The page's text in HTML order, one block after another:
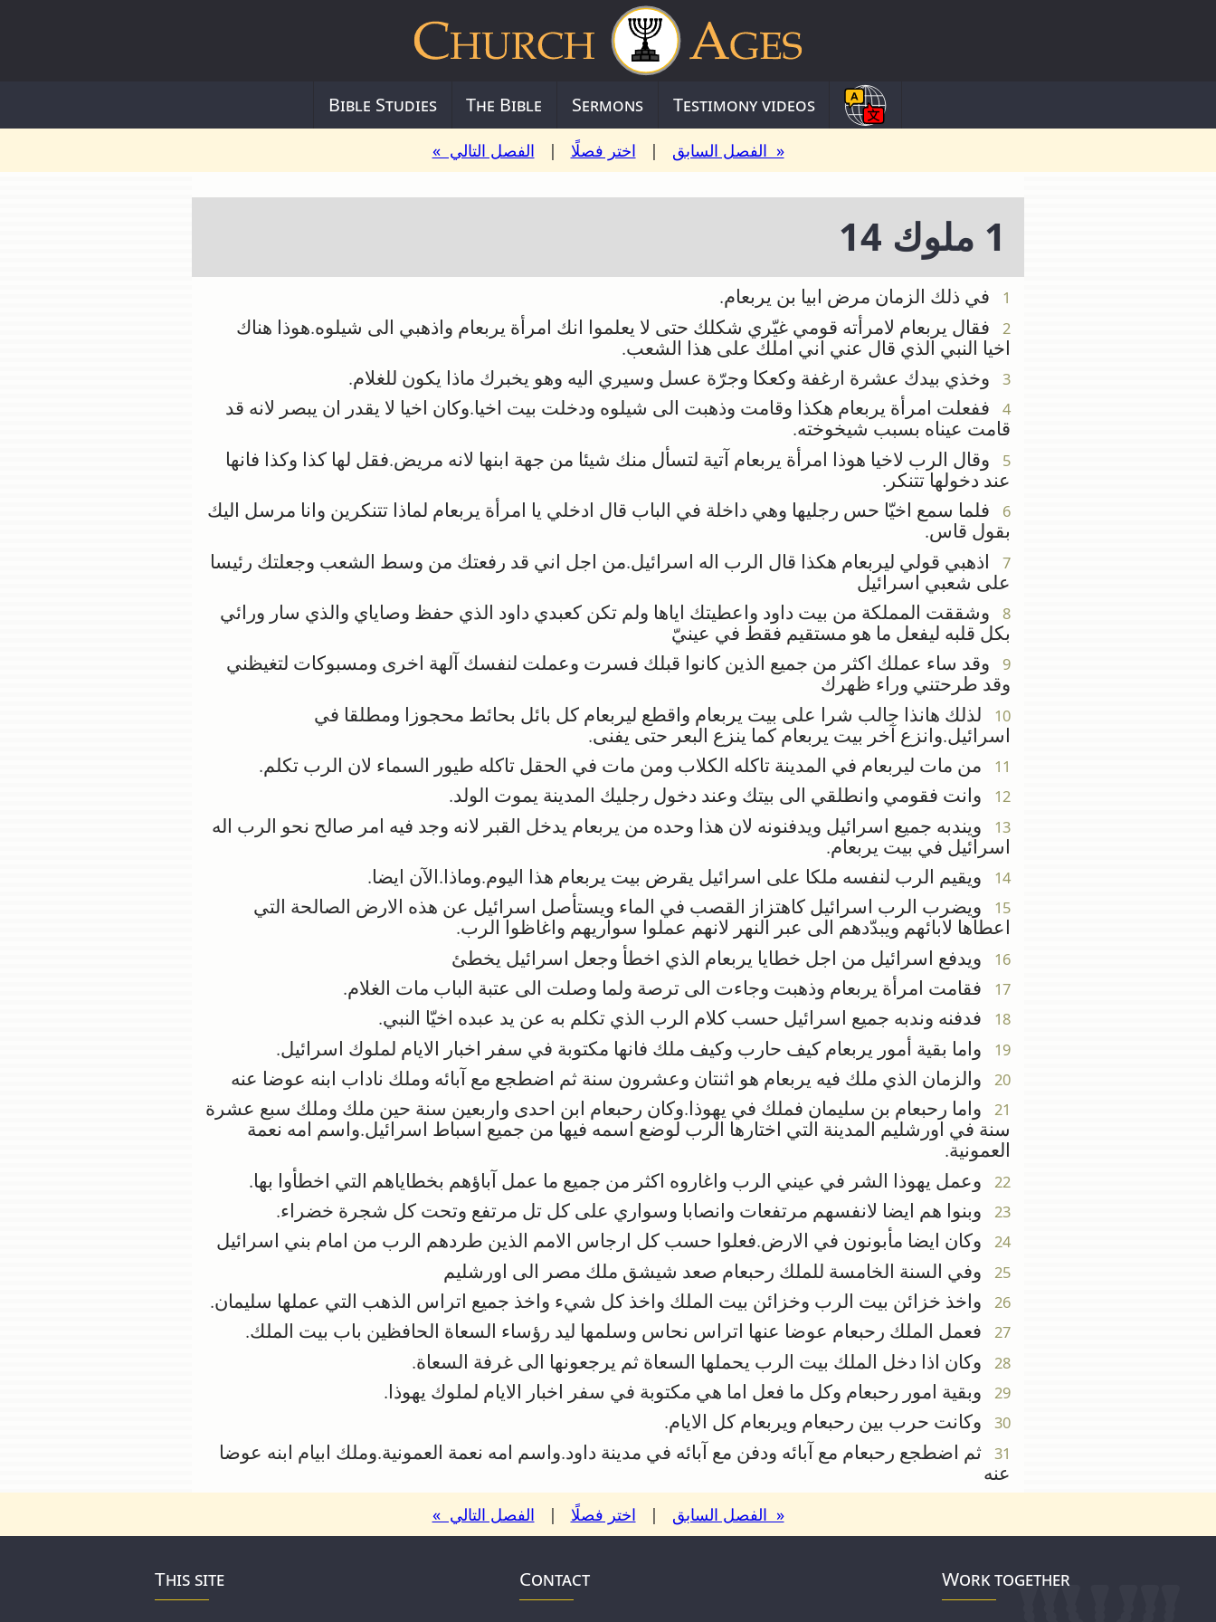
Bible Studies The Bible Sermons Testimony videos
« الفصل السابق | اختر فصلًا | الفصل التالي »
1 ملوك 14
1 في ذلك الزمان مرض ابيا بن يربعام.
2
فقال يربعام لامرأته قومي غيّري شكلك حتى لا يعلموا انك امرأة يربعام واذهبي الى شيلوه.هوذا هناك
اخيا النبي الذي قال عني اني املك على هذا الشعب.
3 وخذي بيدك عشرة ارغفة وكعكا وجرّة عسل وسيري اليه وهو يخبرك ماذا يكون للغلام.
4
ففعلت امرأة يربعام هكذا وقامت وذهبت الى شيلوه ودخلت بيت اخيا.وكان اخيا لا يقدر ان يبصر لانه قد
قامت عيناه بسبب شيخوخته.
5
وقال الرب لاخيا هوذا امرأة يربعام آتية لتسأل منك شيئا من جهة ابنها لانه مريض.فقل لها كذا وكذا فانها
عند دخولها تتنكر.
6
فلما سمع اخيّا حس رجليها وهي داخلة في الباب قال ادخلي يا امرأة يربعام لماذا تتنكرين وانا مرسل اليك
بقول قاس.
7
اذهبي قولي ليربعام هكذا قال الرب اله اسرائيل.من اجل اني قد رفعتك من وسط الشعب وجعلتك رئيسا
على شعبي اسرائيل
8
وشققت المملكة من بيت داود واعطيتك اياها ولم تكن كعبدي داود الذي حفظ وصاياي والذي سار ورائي
بكل قلبه ليفعل ما هو مستقيم فقط في عينيّ
9
وقد ساء عملك اكثر من جميع الذين كانوا قبلك فسرت وعملت لنفسك آلهة اخرى ومسبوكات لتغيظني
وقد طرحتني وراء ظهرك
10
لذلك هانذا جالب شرا على بيت يربعام واقطع ليربعام كل بائل بحائط محجوزا ومطلقا في
اسرائيل.وانزع آخر بيت يربعام كما ينزع البعر حتى يفنى.
11 من مات ليربعام في المدينة تاكله الكلاب ومن مات في الحقل تاكله طيور السماء لان الرب تكلم.
12 وانت فقومي وانطلقي الى بيتك وعند دخول رجليك المدينة يموت الولد.
13
ويندبه جميع اسرائيل ويدفنونه لان هذا وحده من يربعام يدخل القبر لانه وجد فيه امر صالح نحو الرب اله
اسرائيل في بيت يربعام.
14 ويقيم الرب لنفسه ملكا على اسرائيل يقرض بيت يربعام هذا اليوم.وماذا.الآن ايضا.
15
ويضرب الرب اسرائيل كاهتزاز القصب في الماء ويستأصل اسرائيل عن هذه الارض الصالحة التي
اعطاها لابائهم ويبدّدهم الى عبر النهر لانهم عملوا سواريهم واغاظوا الرب.
16 ويدفع اسرائيل من اجل خطايا يربعام الذي اخطأ وجعل اسرائيل يخطئ
17 فقامت امرأة يربعام وذهبت وجاءت الى ترصة ولما وصلت الى عتبة الباب مات الغلام.
18 فدفنه وندبه جميع اسرائيل حسب كلام الرب الذي تكلم به عن يد عبده اخيّا النبي.
19 واما بقية أمور يربعام كيف حارب وكيف ملك فانها مكتوبة في سفر اخبار الايام لملوك اسرائيل.
20 والزمان الذي ملك فيه يربعام هو اثنتان وعشرون سنة ثم اضطجع مع آبائه وملك ناداب ابنه عوضا عنه
21
واما رحبعام بن سليمان فملك في يهوذا.وكان رحبعام ابن احدى واربعين سنة حين ملك وملك سبع عشرة
سنة في اورشليم المدينة التي اختارها الرب لوضع اسمه فيها من جميع اسباط اسرائيل.واسم امه نعمة
العمونية.
22 وعمل يهوذا الشر في عيني الرب واغاروه اكثر من جميع ما عمل آباؤهم بخطاياهم التي اخطأوا بها.
23 وبنوا هم ايضا لانفسهم مرتفعات وانصابا وسواري على كل تل مرتفع وتحت كل شجرة خضراء.
24 وكان ايضا مأبونون في الارض.فعلوا حسب كل ارجاس الامم الذين طردهم الرب من امام بني اسرائيل
25 وفي السنة الخامسة للملك رحبعام صعد شيشق ملك مصر الى اورشليم
26 واخذ خزائن بيت الرب وخزائن بيت الملك واخذ كل شيء واخذ جميع اتراس الذهب التي عملها سليمان.
27 فعمل الملك رحبعام عوضا عنها اتراس نحاس وسلمها ليد رؤساء السعاة الحافظين باب بيت الملك.
28 وكان اذا دخل الملك بيت الرب يحملها السعاة ثم يرجعونها الى غرفة السعاة.
29 وبقية امور رحبعام وكل ما فعل اما هي مكتوبة في سفر اخبار الايام لملوك يهوذا.
30 وكانت حرب بين رحبعام ويربعام كل الايام.
31
ثم اضطجع رحبعام مع آبائه ودفن مع آبائه في مدينة داود.واسم امه نعمة العمونية.وملك ابيام ابنه عوضا
عنه
« الفصل السابق | اختر فصلًا | الفصل التالي »
This site Contact Work together